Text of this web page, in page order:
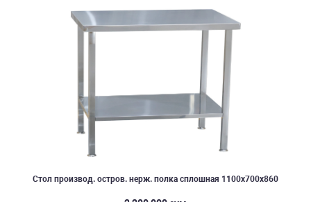
Стол производ. остров. нерж. полка сплошная 1100х700х860